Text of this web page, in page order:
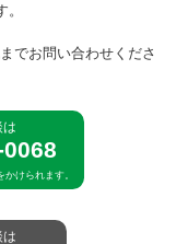
でお問い合わせくださ
は
けられます。
は